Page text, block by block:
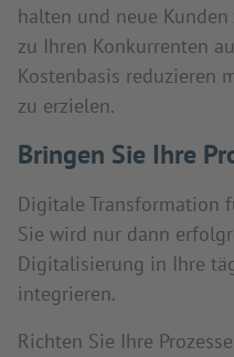
halten und neue
zu Ihren Konkurrenten
Kostenbasis reduzieren
zu erzielen.
Bringen Sie Ihre
Digitale Transformation
Sie wird nur dann
Digitalisierung in Ihre
integrieren.
Richten Sie Ihre